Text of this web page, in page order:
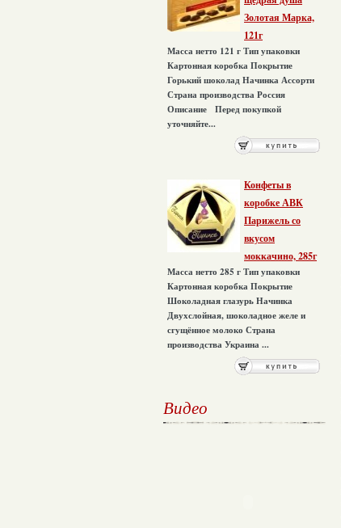
Золотая Марка,
121г
Масса нетто 121 г Тип упаковки
Картонная коробка Покрытие
Горький шоколад Начинка Ассорти
Страна производства Россия
Описание Перед покупкой
уточняйте...
Конфеты в
коробке АВК
Парижель со
вкусом
моккачино, 285г
Масса нетто 285 г Тип упаковки
Картонная коробка Покрытие
Шоколадная глазурь Начинка
Двухслойная, шоколадное желе и
сгущённое молоко Страна
производства Украина ...
Видео